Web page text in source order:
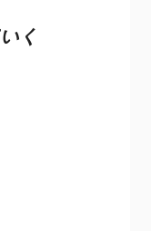
く